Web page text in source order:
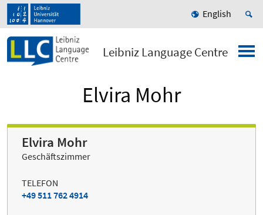
English
Leibniz Language Centre
Elvira Mohr
Elvira Mohr
Geschäftszimmer
TELEFON
+49 511 762 4914